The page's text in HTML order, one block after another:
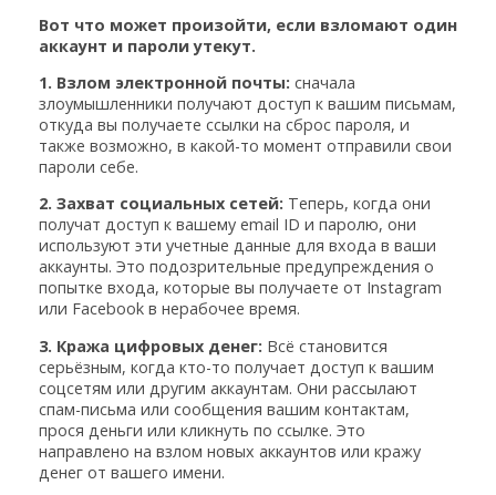
Вот что может произойти, если взломают один
аккаунт и пароли утекут.
1. Взлом электронной почты: сначала
злоумышленники получают доступ к вашим письмам,
откуда вы получаете ссылки на сброс пароля, и
также возможно, в какой-то момент отправили свои
пароли себе.
2. Захват социальных сетей: Теперь, когда они
получат доступ к вашему email ID и паролю, они
используют эти учетные данные для входа в ваши
аккаунты. Это подозрительные предупреждения о
попытке входа, которые вы получаете от Instagram
или Facebook в нерабочее время.
3. Кража цифровых денег: Всё становится
серьёзным, когда кто-то получает доступ к вашим
соцсетям или другим аккаунтам. Они рассылают
спам-письма или сообщения вашим контактам,
прося деньги или кликнуть по ссылке. Это
направлено на взлом новых аккаунтов или кражу
денег от вашего имени.